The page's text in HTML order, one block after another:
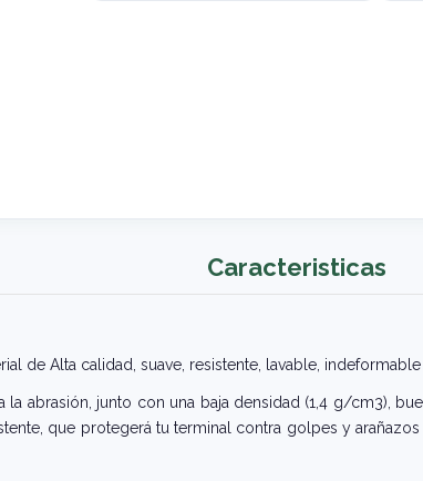
Caracteristicas
de Alta calidad, suave, resistente, lavable,
la abrasión, junto con una baja densidad (1,4 g/cm3),
que protegerá tu terminal contra golpes y